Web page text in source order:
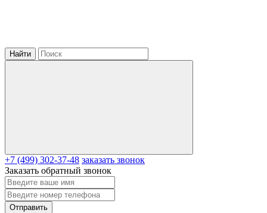
Найти
+7 (499) 302-37-48 заказать звонок
Заказать обратный звонок
Отправить